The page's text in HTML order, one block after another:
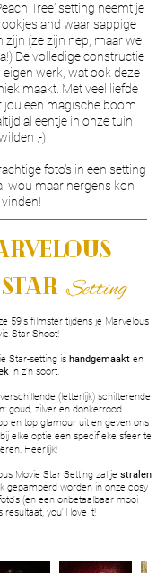
Tree' setting neemt je
waar sappige
zijn (ze zijn nep, maar wel
De volledige constructie
werk, wat ook deze
maakt. Met veel liefde
jou een magische boom
al eentje in onze tuin
;-)
foto's in een setting
wou maar nergens kon
vinden!
StarSetting
59's filmster tijdens je Marvelous
Star Shoot!
Star-setting is handgemaakten
in z'n soort.
(letterlijk) schitterende
goud, zilver en donkerrood.
en top glamour uit en geven ons
elke optie een specifieke sfeer te
Heerlijk!
Movie Star Setting zal je stralen
gepamperd worden in onze cosy
(en een onbetaalbaar mooi
resultaat, you'll love it!